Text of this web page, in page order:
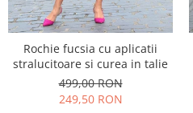
Rochie fucsia cu aplicatii
stralucitoare si curea in talie
499,00 RON
249,50 RON